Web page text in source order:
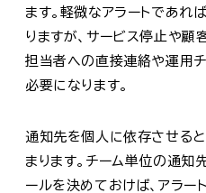
ます。軽微なアラートであれ
りますが、サービス停止や顧
担当者への直接連絡や運用チ
必要になります。
通知先を個人に依存させる
まります。チーム単位の通知
ールを決めておけば、アラー